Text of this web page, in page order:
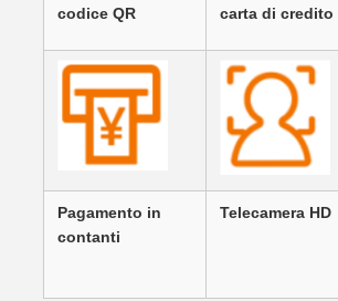
codice QR
carta di credito
Pagamento in
contanti
Telecamera HD